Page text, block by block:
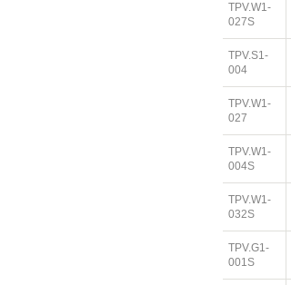
TPV.W1-
027S
TPV.S1-
004
TPV.W1-
027
TPV.W1-
004S
TPV.W1-
032S
TPV.G1-
001S